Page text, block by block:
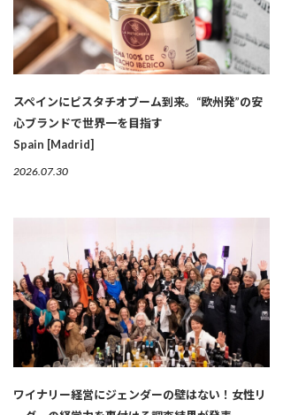
スペインにピスタチオブーム到来。“欧州発”の安
心ブランドで世界一を目指す
Spain [Madrid]
2026.07.30
ワイナリー経営にジェンダーの壁はない！女性リ